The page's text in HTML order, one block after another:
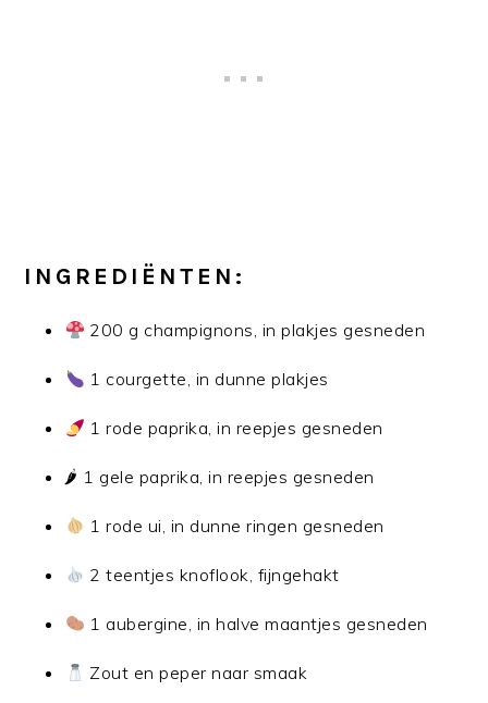
INGREDIËNTEN :
200 g champignons, in plakjes gesneden
1 courgette, in dunne plakjes
1 rode paprika, in reepjes gesneden
🌶 1 gele paprika, in reepjes gesneden
1 rode ui, in dunne ringen gesneden
2 teentjes knoflook, fijngehakt
1 aubergine, in halve maantjes gesneden
Zout en peper naar smaak